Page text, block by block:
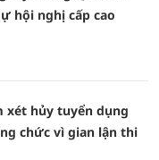
hội nghị cấp cao
xét hủy tuyển dụng
chức vì gian lận thi